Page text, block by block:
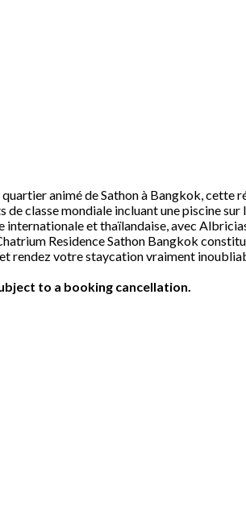
animé de Sathon à Bangkok, cette
classe mondiale incluant une piscine
et thaïlandaise, avec
Residence Sathon Bangkok
rendez votre staycation vraiment
to a booking cancellation.